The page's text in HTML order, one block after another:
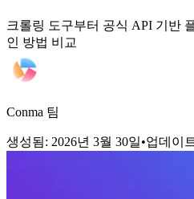
크롤링 도구부터 공식 API 기반
인 방법 비교
Conma 팀
생성됨: 2026년 3월 30일•업데이